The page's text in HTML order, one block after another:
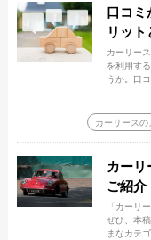
口コ
リッ
カーリー
を利用す
うか。口
い口コミ
リットが
します。
カーリース
カー
ご紹介
「カーリ
ぜひ、本
まなカテ